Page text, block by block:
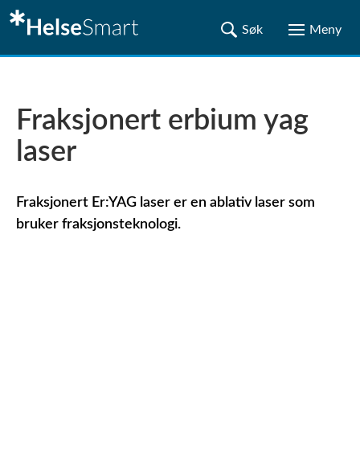
Fraksjonert erbium yag
laser
Fraksjonert Er:YAG laser er en ablativ laser som
bruker fraksjonsteknologi.